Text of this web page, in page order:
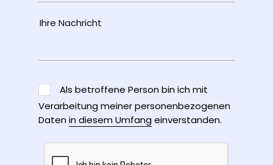
Als betroffene Person bin ich mit
Verarbeitung meiner personenbezogenen
Datenin diesem Umfangeinverstanden.